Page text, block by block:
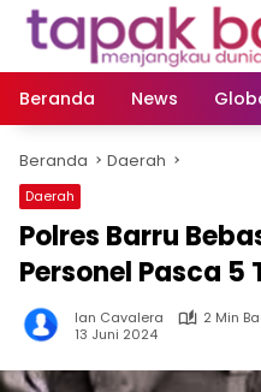
Langsung
Beranda
News
Beranda Daerah
Daerah
Polres Barru
Personel Pasca
Ian Cavalera
2 Min
13 Juni 2024